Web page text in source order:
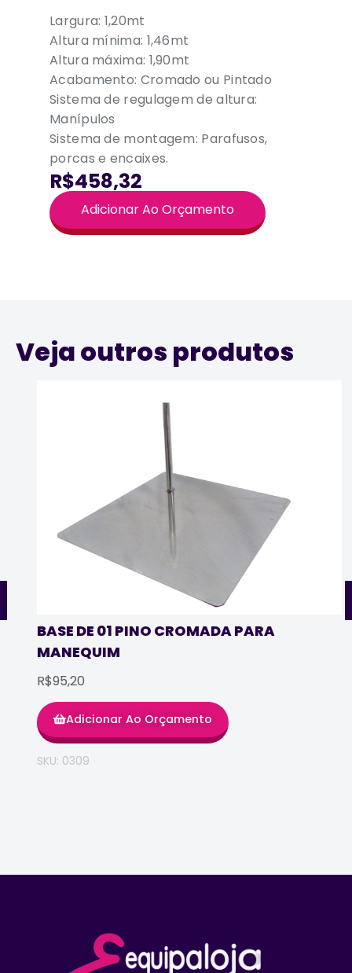
Largura: 1,20mt
Altura mínima: 1,46mt
Altura máxima: 1,90mt
Acabamento: Cromado ou Pintado
Sistema de regulagem de altura:
Manípulos
Sistema de montagem: Parafusos,
porcas e encaixes.
R$458,32
Adicionar Ao Orçamento
Veja outros produtos
BASE DE 01 PINO CROMADA PARA
MANEQUIM
R$95,20
Adicionar Ao Orçamento
SKU: 0309